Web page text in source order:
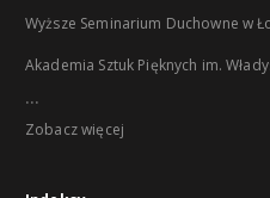
Wyższe Seminarium Duchowne w
Akademia Sztuk Pięknych im.
...
Zobacz więcej